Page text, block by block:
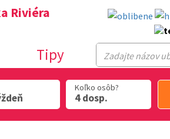
Riviéra
Tipy
Koľko osôb?
4 dosp.